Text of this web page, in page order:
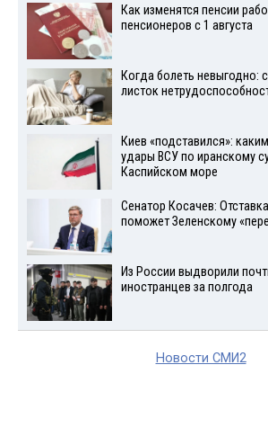
Как изменятся пенсии
пенсионеров с 1 августа
Когда болеть невыгодно:
листок
Киев «подставился»:
удары ВСУ по иранскому
Каспийском море
Сенатор Косачев:
поможет Зеленскому
Из России выдворили
иностранцев за полгода
Новости СМИ2